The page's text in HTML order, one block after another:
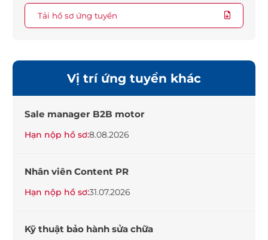
Tải hồ sơ ứng tuyển
Vị trí ứng tuyển khác
Sale manager B2B motor
Hạn nộp hồ sơ:8.08.2026
Nhân viên Content PR
Hạn nộp hồ sơ:31.07.2026
Kỹ thuật bảo hành sửa chữa